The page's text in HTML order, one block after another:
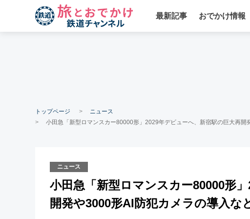
最新記事 おでかけ情報
トップページ
ニュース
小田急「新型ロマンスカー80000形」2029年デビューへ、新宿駅の巨大再
ニュース
小田急「新型ロマンスカー80000形
開発や3000形AI防犯カメラの導入な